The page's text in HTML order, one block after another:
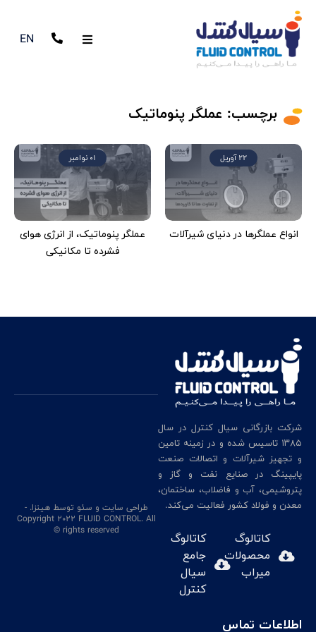
EN
برچسب: عملگر پنوماتیک
22 آوریل
انواع عملگرها در دنیای شیرآلات
01 نوامبر
عملگر پنوماتیک، از انرژی هوای
فشرده تا مکانیکی
شرکت بازرگانی سیال کنترل در سال
۱۳۸۵ تاسیس شده و در زمینه تامین
و تجهیز شیرآلات و اتصالات صنعت
پایپینگ در صنایع نفت و گاز و
پتروشیمی، آب و فاضلاب، ساختمان،
معدن و فولاد کشور فعالیت می‌کند.
کاتالوگ
محصولات
میراب
کاتالوگ
جامع
سیال
کنترل
اطلاعات تماس
طراحی سایت و سئو توسط هینزا. -
Copyright 2022 FLUID CONTROL. All
rights reserved ©